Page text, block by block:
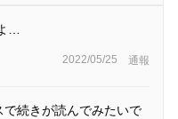
…
2022/05/25 通報
続きが読んでみたいで